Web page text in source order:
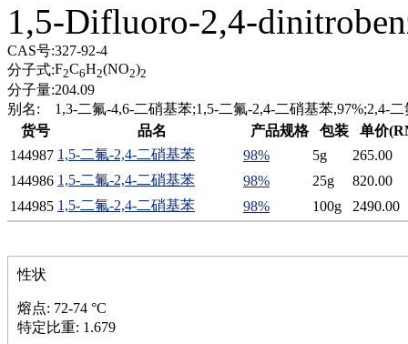
醌
蜡
锂
啉
磷
膦
硫
氯
镁
锰
硅烷
林
醚
脒
钠
钼
1,5-Difluoro-2,4-
CAS号:327-92-4
分子式:F2C6H2(NO2)2
分子量:204.09
别名:
1,3-二氟-4,6-二硝基苯;1,5-二氟-2,4-二硝基苯,97%;2,4-
货号
品名 产品规格 包装
单价
144987 1,5-二氟-2,4-二硝基苯 98% 5g
265.00
144986 1,5-二氟-2,4-二硝基苯 98% 25g
820.00
144985 1,5-二氟-2,4-二硝基苯 98% 100g 2490.00
性状
熔点: 72-74 °C
特定比重: 1.679